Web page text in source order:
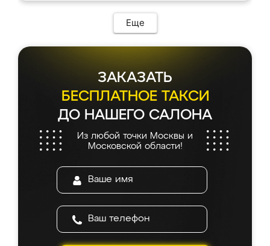
Еще
ЗАКАЗАТЬ
БЕСПЛАТНОЕ ТАКСИ
ДО НАШЕГО САЛОНА
Из любой точки Москвы и
Московской области!